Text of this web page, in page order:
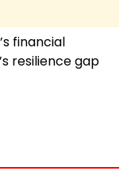
financial
resilience gap